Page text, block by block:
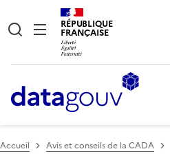
RÉPUBLIQUE
FRANÇAISE
Accueil Avis et conseils de la CADA